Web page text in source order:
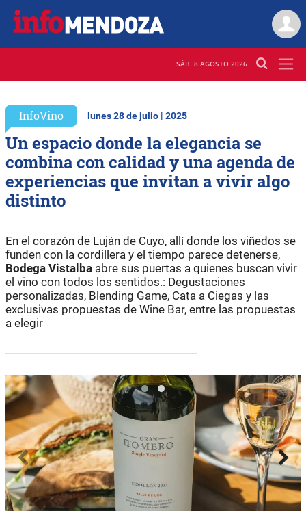
SÁB. 8 AGOSTO 2026
InfoVino lunes 28 de julio | 2025
Un espacio donde la elegancia se
combina con calidad y una agenda de
experiencias que invitan a vivir algo
distinto
En el corazón de Luján de Cuyo, allí donde los viñedos se
funden con la cordillera y el tiempo parece detenerse,
Bodega Vistalba abre sus puertas a quienes buscan vivir
el vino con todos los sentidos.: Degustaciones
personalizadas, Blending Game, Cata a Ciegas y las
exclusivas propuestas de Wine Bar, entre las propuestas
a elegir